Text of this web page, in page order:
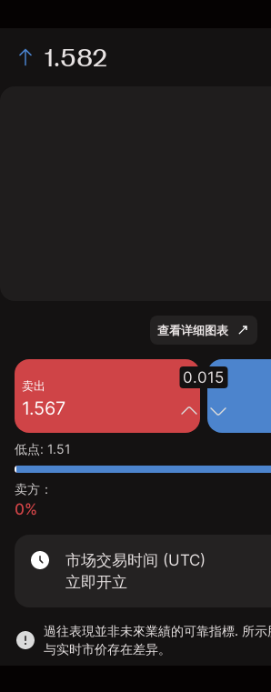
1.582
查看详细图表
卖出
1.567
0.015
低点: 1.51
卖方：
0%
市场交易时间 (UTC)
立即开立
過往表現並非未來業績的可靠指標. 所
与实时市价存在差异。